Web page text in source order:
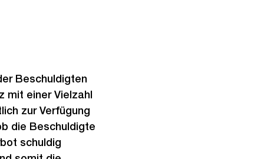
Beschuldigten
mit einer Vielzahl
zur Verfügung
die Beschuldigte
schuldig